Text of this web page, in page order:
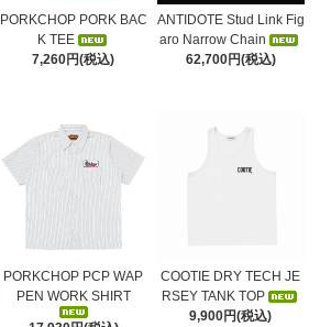
PORKCHOP PORK BAC
K TEE
7,260円(税込)
ANTIDOTE Stud Link Fig
aro Narrow Chain
62,700円(税込)
PORKCHOP PCP WAP
PEN WORK SHIRT
COOTIE DRY TECH JE
RSEY TANK TOP
9,900円(税込)